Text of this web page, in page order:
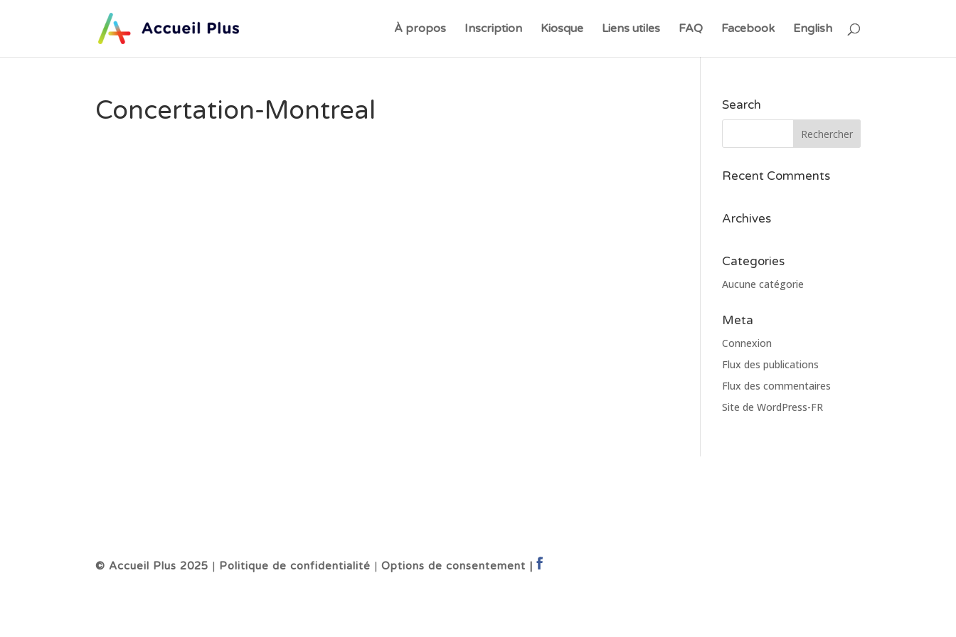
À propos Inscription Kiosque Liens utiles FAQ Facebook English
Concertation-Montreal Search
Recent Comments
Archives
Categories
Aucune catégorie
Meta
Connexion
Flux des publications
Flux des commentaires
Site de WordPress-FR
© Accueil Plus 2025 | Politique de confidentialité |Options de consentement |